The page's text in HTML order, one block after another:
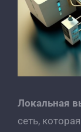
Локальная
сеть,